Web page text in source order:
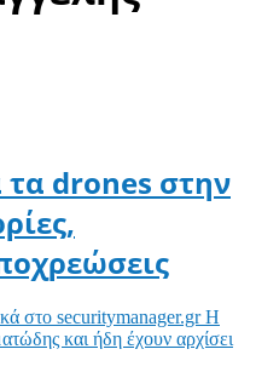
τα drones στην
στο securitymanager.gr Η
και ήδη έχουν αρχίσει